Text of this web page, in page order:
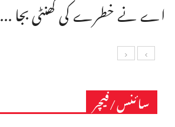
اے نے خطرے کی گھنٹی بجا ...
سائنس/فیچر